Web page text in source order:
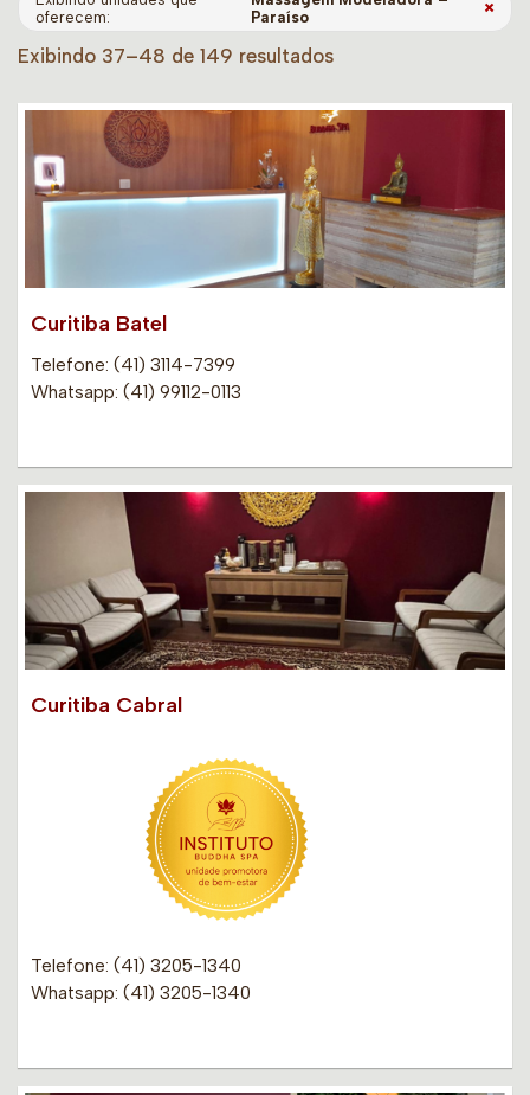
oferecem:
Paraíso
×
Exibindo 37–48 de 149 resultados
Curitiba Batel
Telefone: (41) 3114-7399
Whatsapp: (41) 99112-0113
Curitiba Cabral
Telefone: (41) 3205-1340
Whatsapp: (41) 3205-1340